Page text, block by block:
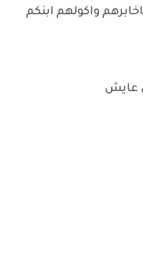
واكولهم ابنكم
عايش